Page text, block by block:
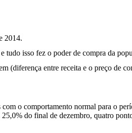
2014.
tudo isso fez o poder de compra da
(diferença entre receita e o preço de
o comportamento normal para o
do final de dezembro, quatro